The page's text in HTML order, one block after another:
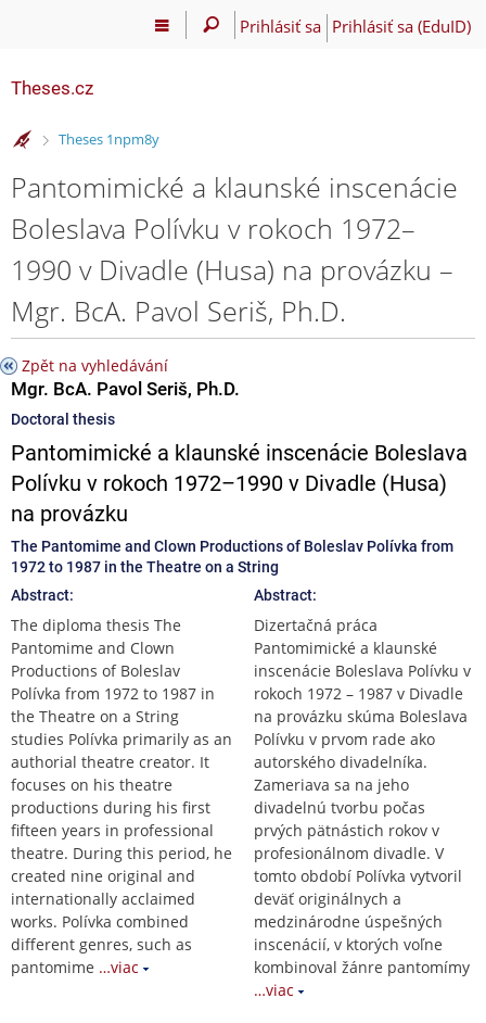
Prihlásiť sa Prihlásiť sa (EduID)
Theses.cz
>
Theses 1npm8y
Pantomimické a klaunské inscenácie
Boleslava Polívku v rokoch 1972–
1990 v Divadle (Husa) na provázku –
Mgr. BcA. Pavol Seriš, Ph.D.
Zpět na vyhledávání
Mgr. BcA. Pavol Seriš, Ph.D.
Doctoral thesis
Pantomimické a klaunské inscenácie Boleslava
Polívku v rokoch 1972–1990 v Divadle (Husa)
na provázku
The Pantomime and Clown Productions of Boleslav Polívka from
1972 to 1987 in the Theatre on a String
Abstract:
The diploma thesis The
Pantomime and Clown
Productions of Boleslav
Polívka from 1972 to 1987 in
the Theatre on a String
studies Polívka primarily as an
authorial theatre creator. It
focuses on his theatre
productions during his first
fifteen years in professional
theatre. During this period, he
created nine original and
internationally acclaimed
works. Polívka combined
different genres, such as
pantomime …viac
Abstract:
Dizertačná práca
Pantomimické a klaunské
inscenácie Boleslava Polívku v
rokoch 1972 – 1987 v Divadle
na provázku skúma Boleslava
Polívku v prvom rade ako
autorského divadelníka.
Zameriava sa na jeho
divadelnú tvorbu počas
prvých pätnástich rokov v
profesionálnom divadle. V
tomto období Polívka vytvoril
deväť originálnych a
medzinárodne úspešných
inscenácií, v ktorých voľne
kombinoval žánre pantomímy
…viac